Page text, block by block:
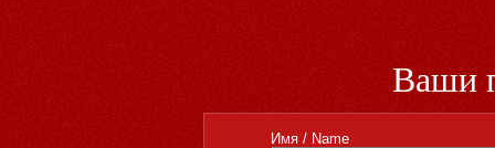
Ваши
Имя / Name